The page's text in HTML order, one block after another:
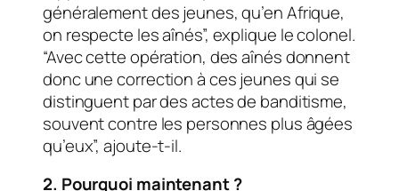
généralement des jeunes, qu’en Afrique,
on respecte les aînés”, explique le colonel.
“Avec cette opération, des aînés donnent
donc une correction à ces jeunes qui se
distinguent par des actes de banditisme,
souvent contre les personnes plus âgées
qu’eux”, ajoute-t-il.
2. Pourquoi maintenant ?